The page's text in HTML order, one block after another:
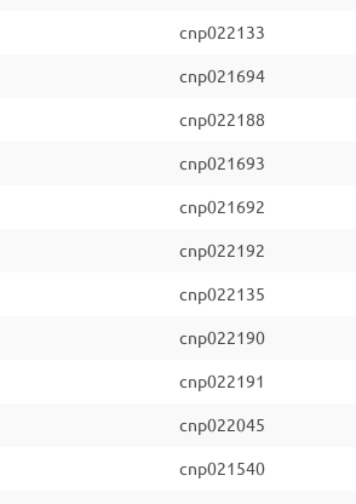
cnp022133
cnp021694
cnp022188
cnp021693
cnp021692
cnp022192
cnp022135
cnp022190
cnp022191
cnp022045
cnp021540